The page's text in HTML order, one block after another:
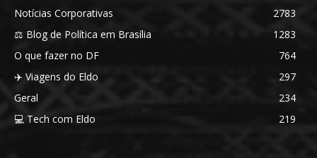
Notícias Corporativas
2783
⚖️ Blog de Política em Brasília
1283
O que fazer no DF
764
✈️ Viagens do Eldo
297
Geral
234
💻 Tech com Eldo
219